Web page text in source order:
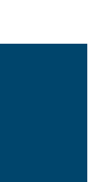
Chợ Lớn, TP.